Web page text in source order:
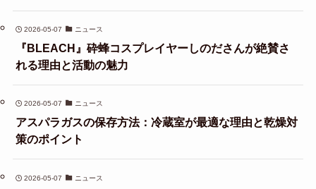
2026-05-07 ニュース
『BLEACH』砕蜂コスプレイヤーしのださんが絶賛さ
れる理由と活動の魅力
2026-05-07 ニュース
アスパラガスの保存方法：冷蔵室が最適な理由と乾燥対
策のポイント
2026-05-07 ニュース